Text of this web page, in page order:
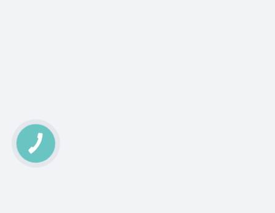
КНОПКА
ЗВ'ЯЗКУ